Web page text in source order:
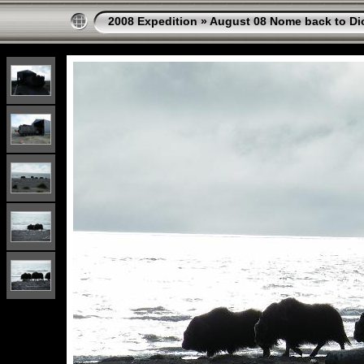
2008 Expedition »August 08 Nome back to